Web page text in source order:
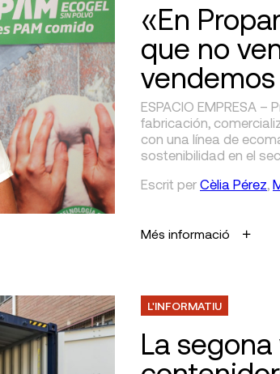
«En
que no
ESPACIO EMPRESA
fabricación,
con una línea de
sostenibilidad en el
Escrit per Cèlia Pérez,
Més informació
L'INFORMATIU
La